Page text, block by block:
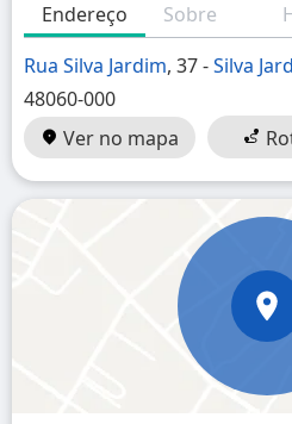
Endereço Sobre
Rua Silva Jardim, 37 -Silva
48060-000
Ver no mapa